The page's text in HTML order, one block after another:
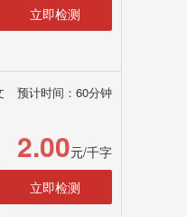
立即检测
预计时间：60分钟
2.00元/千字
立即检测